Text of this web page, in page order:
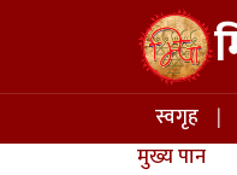
Skip to main content
Main
स्वगृह
मुख्य पान